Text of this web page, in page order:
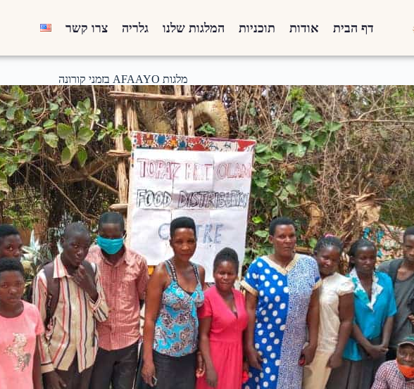
דף הבית אודות תוכניות המלגות שלנו גלריה צרו קשר
מלגות AFAAYO בזמני קורונה